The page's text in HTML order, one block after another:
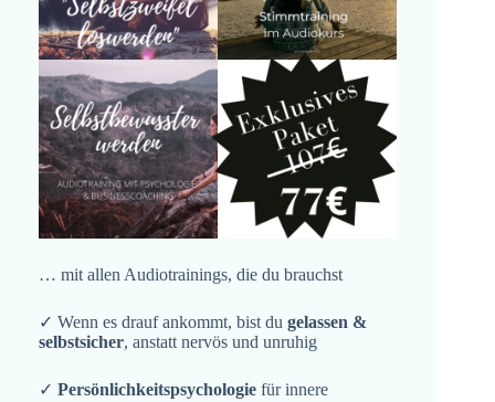
… mit allen Audiotrainings, die du brauchst
✓ Wenn es drauf ankommt, bist du gelassen &
selbstsicher, anstatt nervös und unruhig
✓ Persönlichkeitspsychologie für innere